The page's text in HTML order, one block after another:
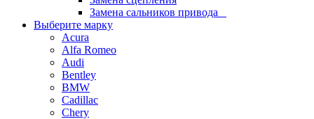
Замена сальников привода
Выберите марку
Acura
Alfa Romeo
Audi
Bentley
BMW
Cadillac
Chery